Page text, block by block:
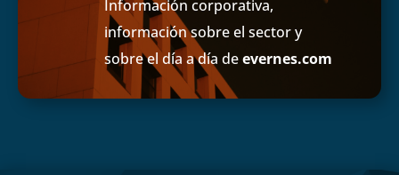
Información corporativa,
información sobre el sector y
sobre el día a día deevernes.com